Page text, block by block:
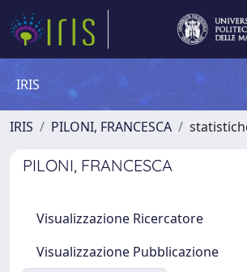
IRIS
IRIS PILONI, FRANCESCA
PILONI, FRANCESCA
Visualizzazione Ricercatore
Visualizzazione Pubblicazione